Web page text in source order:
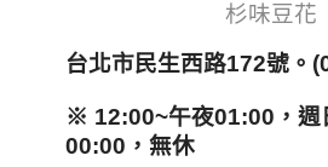
杉味豆花
台北市民生西路172號。
※ 12:00~午夜01:00，週
00:00，無休